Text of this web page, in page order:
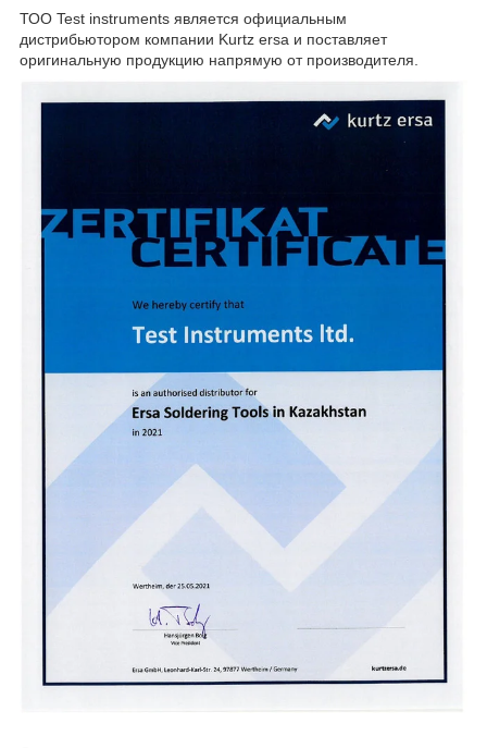
ТОО Test instruments является официальным
дистрибьютором компании Kurtz ersa и поставляет
оригинальную продукцию напрямую от производителя.